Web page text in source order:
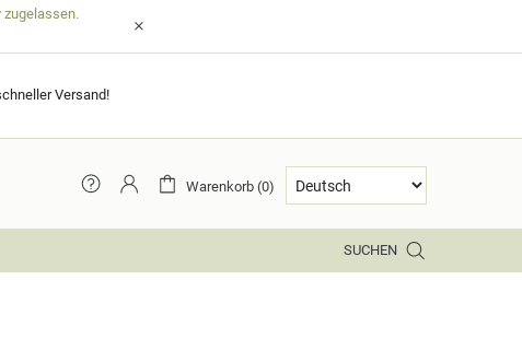
zugelassen.
Versand!
Warenkorb (0)
SUCHEN